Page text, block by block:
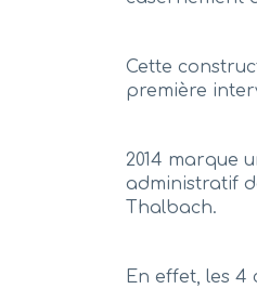
Cette
première
2014 marque
administratif
Thalbach.
En effet, les